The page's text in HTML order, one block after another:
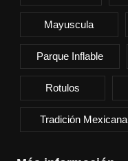
Mayuscula
Parque Inflable
Rotulos
Tradición Mexicana